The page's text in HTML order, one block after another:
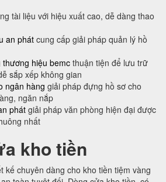
tài liệu với hiệu xuất cao, dễ dàng thao
an phát cung cấp giải pháp quản lý hồ
thương hiệu bemc thuận tiện để lưu trữ
sắp xếp không gian
ngân hàng giải pháp đựng hồ sơ cho
ngăn nắp
phát giải pháp văn phòng hiện đại được
nhất
kho tiền
kế chuyên dàng cho kho tiền tiệm vàng